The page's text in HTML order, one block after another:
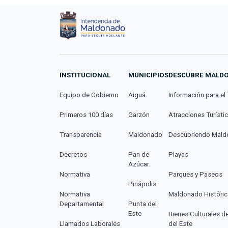
INSTITUCIONAL
Equipo de Gobierno
Primeros 100 días
Transparencia
Decretos
Normativa
Normativa
Departamental
Llamados Laborales
MUNICIPIOS
Aiguá
Garzón
Maldonado
Pan de
Azúcar
Piriápolis
Punta del
Este
DESCUBRE
Información para el
Atracciones
Descubriendo
Playas
Parques y Paseos
Maldonado
Bienes Culturales
del Este